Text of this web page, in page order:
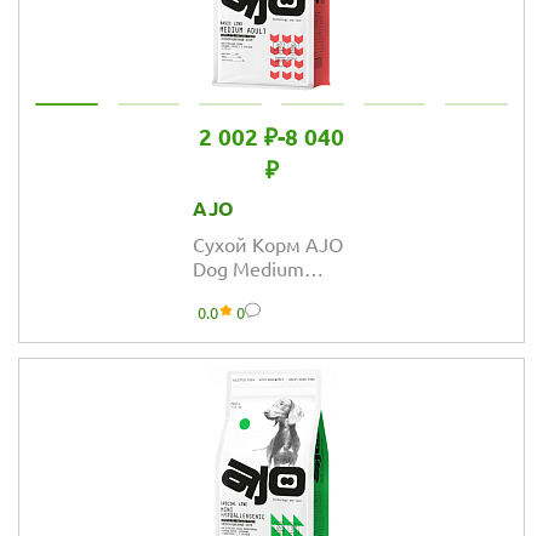
2 002 ₽-8 040
₽
AJO
Сухой Корм AJO
Dog Medium
для взрослых
собак средних
пород
0.0 0